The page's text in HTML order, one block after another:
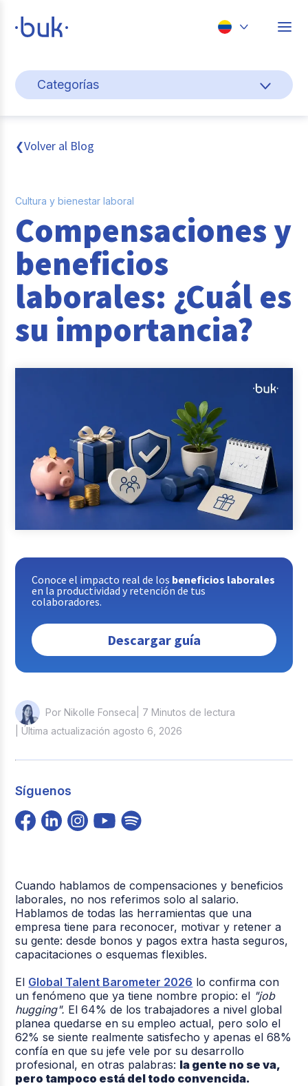
Perú
Categorías
Cultura y bienestar laboral
Gestión de personas
Pago de nómina
Buk
Transformación digital
Tendencias y Data
Reclutamiento y Selección
❮Volver al Blog
Cultura y bienestar laboral
Compensaciones y
beneficios
laborales: ¿Cuál es
su importancia?
Conoce el impacto real de los beneficios laborales
en la productividad y retención de tus
colaboradores.
Descargar guía
Por Nikolle Fonseca | 7 Minutos de lectura
| Última actualización agosto 6, 2026
Síguenos
Cuando hablamos de compensaciones y beneficios
laborales, no nos referimos solo al salario.
Hablamos de todas las herramientas que una
empresa tiene para reconocer, motivar y retener a
su gente: desde bonos y pagos extra hasta seguros,
capacitaciones o esquemas flexibles.
El Global Talent Barometer 2026 lo confirma con
un fenómeno que ya tiene nombre propio: el "job
hugging". El 64% de los trabajadores a nivel global
planea quedarse en su empleo actual, pero solo el
62% se siente realmente satisfecho y apenas el 68%
confía en que su jefe vele por su desarrollo
profesional, en otras palabras: la gente no se va,
pero tampoco está del todo convencida.